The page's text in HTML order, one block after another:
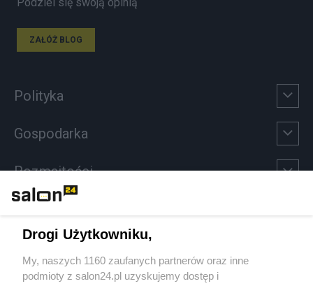
ZAŁÓŻ BLOG
Polityka
Gospodarka
Rozmaitości
Sport
Drogi Użytkowniku,
My, naszych 1160 zaufanych partnerów oraz inne
podmioty z salon24.pl uzyskujemy dostęp i